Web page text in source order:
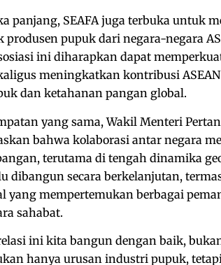
panjang, SEAFA juga terbuka untuk
produsen pupuk dari negara-negara
ini diharapkan dapat
meningkatkan kontribusi
dan ketahanan pangan global.
yang sama, Wakil Menteri
bahwa kolaborasi antar negara
terutama di tengah dinamika
dibangun secara berkelanjutan,
yang mempertemukan berbagai
sahabat.
ini kita bangun dengan baik,
hanya urusan industri pupuk,